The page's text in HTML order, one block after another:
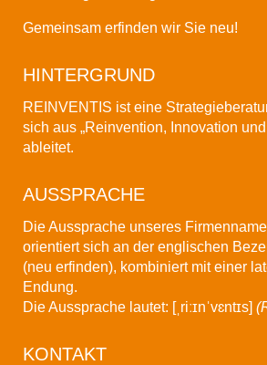
Gemeinsam erfinden wir Sie neu!
HINTERGRUND
REINVENTIS ist eine
sich aus „Reinvention, Innovation
ableitet.
AUSSPRACHE
Die Aussprache unseres
orientiert sich an der englischen
(neu erfinden), kombiniert mit einer
Endung.
Die Aussprache lautet: [ˌriːɪnˈvɛntɪs]
KONTAKT